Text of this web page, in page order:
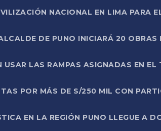
NACIONAL EN LIMA PARA
DE PUNO INICIARÁ 20
LAS RAMPAS ASIGNADAS EN
POR MÁS DE S/250 MIL CON
EN LA REGIÓN PUNO LLEGUE A